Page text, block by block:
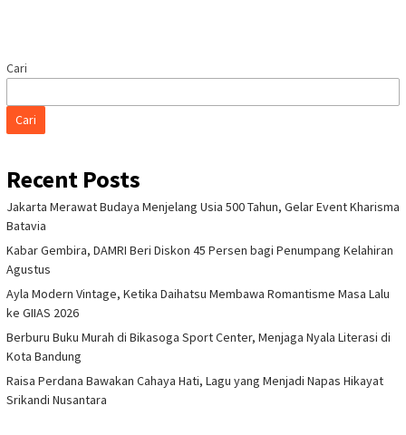
Cari
Cari
Recent Posts
Jakarta Merawat Budaya Menjelang Usia 500 Tahun, Gelar Event Kharisma
Batavia
Kabar Gembira, DAMRI Beri Diskon 45 Persen bagi Penumpang Kelahiran
Agustus
Ayla Modern Vintage, Ketika Daihatsu Membawa Romantisme Masa Lalu
ke GIIAS 2026
Berburu Buku Murah di Bikasoga Sport Center, Menjaga Nyala Literasi di
Kota Bandung
Raisa Perdana Bawakan Cahaya Hati, Lagu yang Menjadi Napas Hikayat
Srikandi Nusantara